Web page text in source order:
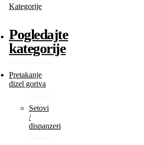
Kategorije
Pogledajte
kategorije
Pretakanje
dizel goriva
Setovi
/
dispanzeri